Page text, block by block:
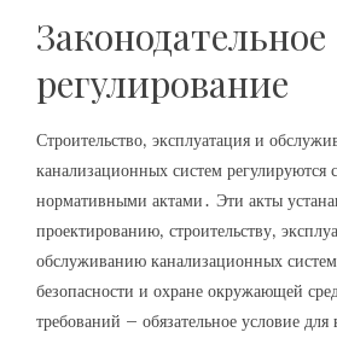
Законодательное
регулирование
Строительство‚ эксплуатация и
канализационных систем регулируются
нормативными актами․ Эти акты
проектированию‚ строительству‚
обслуживанию канализационных
безопасности и охране окружающей
требований – обязательное условие для